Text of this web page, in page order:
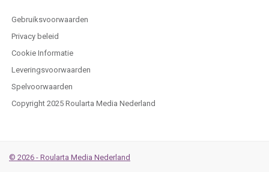
Gebruiksvoorwaarden
Privacy beleid
Cookie Informatie
Leveringsvoorwaarden
Spelvoorwaarden
Copyright 2025 Roularta Media Nederland
© 2026 - Roularta Media Nederland